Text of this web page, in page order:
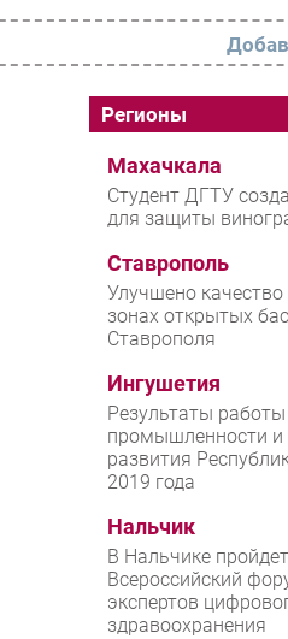
РАЗДЕЛЫ
Новости
Аналитика
Мероприятия
Проекты
IT класс
Тестовый стенд
Каталог компаний
Регионы
Махачкала
Студент ДГТУ
для защиты
Ставрополь
Улучшено качество
зонах открытых
Ставрополя
Ингушетия
Результаты
промышленности и
развития
2019 года
Нальчик
В Нальчике
Всероссийский
экспертов
здравоохранения